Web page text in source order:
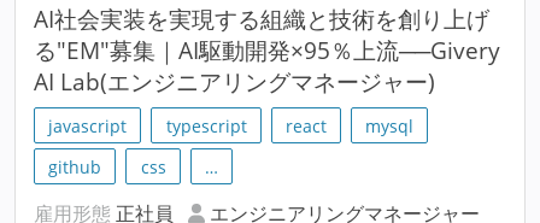
AI社会実装を実現する組織と技術を創り上げ
る"EM"募集｜AI駆動開発×95％上流──Givery
AI Lab(エンジニアリングマネージャー)
javascript typescript react
mysql
github
css …
雇用形態 正社員
エンジニアリングマネージャー